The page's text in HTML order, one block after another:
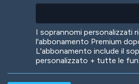
I soprannomi personalizzati
l'abbonamento Premium
L'abbonamento include il
personalizzato + tutte le